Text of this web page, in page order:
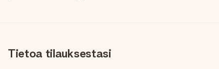
Tietoa tilauksestasi